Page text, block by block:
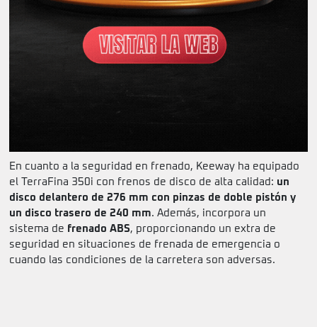
En cuanto a la seguridad en frenado, Keeway ha equipado
el TerraFina 350i con frenos de disco de alta calidad: un
disco delantero de 276 mm con pinzas de doble pistón y
un disco trasero de 240 mm. Además, incorpora un
sistema de frenado ABS, proporcionando un extra de
seguridad en situaciones de frenada de emergencia o
cuando las condiciones de la carretera son adversas.